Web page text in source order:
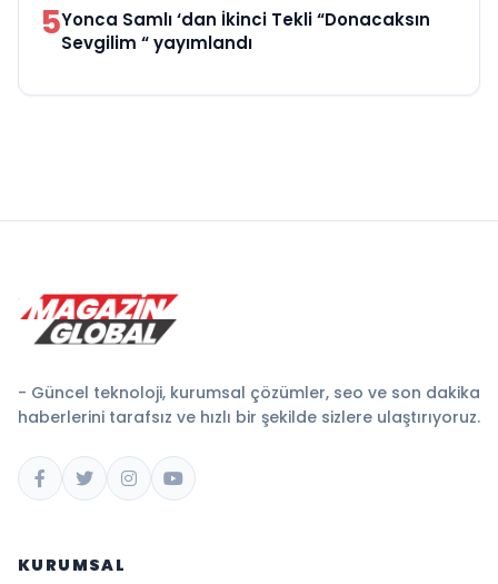
5Yonca Samlı ‘dan İkinci Tekli “Donacaksın
Sevgilim “ yayımlandı
- Güncel teknoloji, kurumsal çözümler, seo ve son dakika
haberlerini tarafsız ve hızlı bir şekilde sizlere ulaştırıyoruz.
KURUMSAL